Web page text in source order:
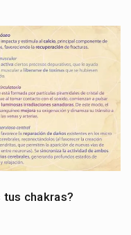
chakras?